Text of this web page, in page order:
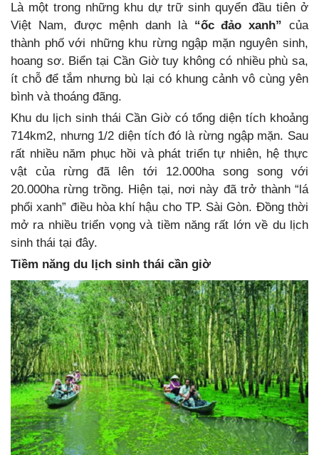
Là một trong những khu dự trữ sinh quyển đầu tiên ở
Việt Nam, được mệnh danh là “ốc đảo xanh” của
thành phố với những khu rừng ngập mặn nguyên sinh,
hoang sơ. Biển tại Cần Giờ tuy không có nhiều phù sa,
ít chỗ để tắm nhưng bù lại có khung cảnh vô cùng yên
bình và thoáng đãng.
Khu du lịch sinh thái Cần Giờ có tổng diện tích khoảng
714km2, nhưng 1/2 diện tích đó là rừng ngập mặn. Sau
rất nhiều năm phục hồi và phát triển tự nhiên, hệ thực
vật của rừng đã lên tới 12.000ha song song với
20.000ha rừng trồng. Hiện tại, nơi này đã trở thành “lá
phổi xanh” điều hòa khí hậu cho TP. Sài Gòn. Đồng thời
mở ra nhiều triển vọng và tiềm năng rất lớn về du lịch
sinh thái tại đây.
Tiềm năng du lịch sinh thái cần giờ